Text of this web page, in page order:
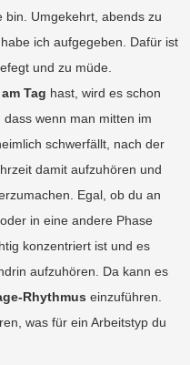
bin. Umgekehrt, abends zu
ich aufgegeben. Dafür ist
und zu müde.
Tag hast, wird es schon
wenn man mitten im
schwerfällt, nach der
damit aufzuhören und
Egal, ob du an
in eine andere Phase
konzentriert ist und es
aufzuhören. Da kann es
Rhythmus einzuführen.
was für ein Arbeitstyp du